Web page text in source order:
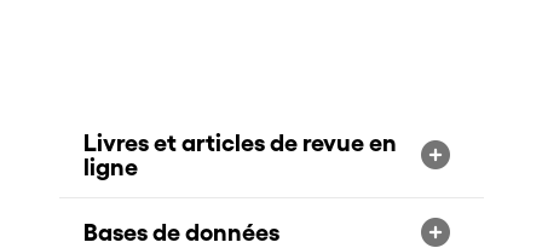
Livres et articles de revue en
ligne
Bases de données